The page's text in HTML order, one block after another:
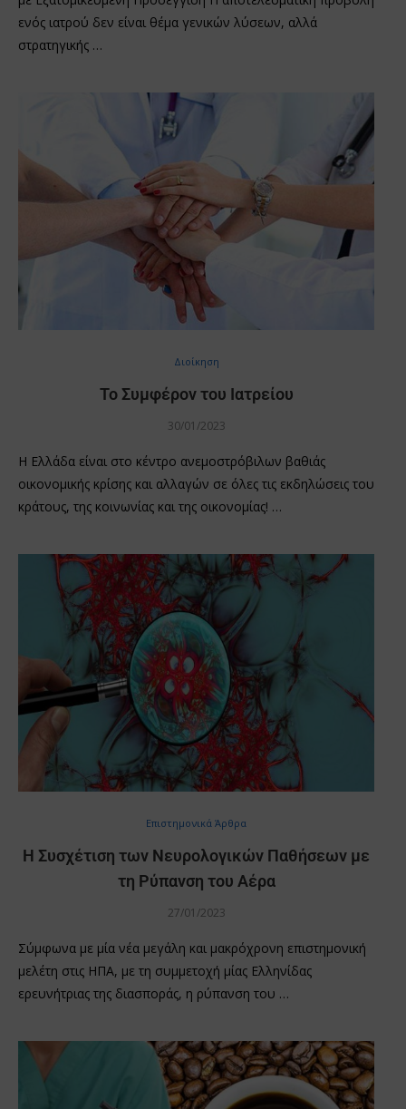
ενός ιατρού δεν είναι θέμα γενικών λύσεων, αλλά
στρατηγικής …
Διοίκηση
Το Συμφέρον του Ιατρείου
30/01/2023
Η Ελλάδα είναι στο κέντρο ανεμοστρόβιλων βαθιάς
οικονομικής κρίσης και αλλαγών σε όλες τις εκδηλώσεις του
κράτους, της κοινωνίας και της οικονομίας! …
Επιστημονικά Άρθρα
Η Συσχέτιση των Νευρολογικών Παθήσεων με
τη Ρύπανση του Αέρα
27/01/2023
Σύμφωνα με μία νέα μεγάλη και μακρόχρονη επιστημονική
μελέτη στις ΗΠΑ, με τη συμμετοχή μίας Ελληνίδας
ερευνήτριας της διασποράς, η ρύπανση του …